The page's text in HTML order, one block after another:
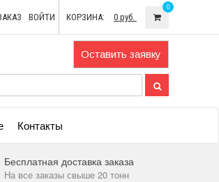
ВОЙТИ КОРЗИНА: 0 руб.
0
Оставить заявку
Контакты
Бесплатная доставка заказа
На все заказы свыше 20 тонн